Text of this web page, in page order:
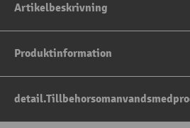
Artikelbeskrivning
Produktinformation